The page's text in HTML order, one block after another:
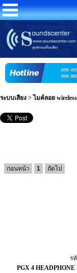
ระบบเสียง >ไมค์ลอย
ก่อนหน้า 1 ถัดไป
ร
PGX 4